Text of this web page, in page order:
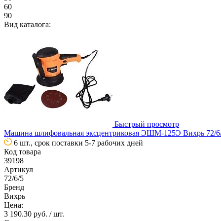
60
90
Вид каталога:
Быстрый просмотр
Машина шлифовальная эксцентриковая ЭШМ-125Э Вихрь 72/
6 шт., срок поставки 5-7 рабочих дней
Код товара
39198
Артикул
72/6/5
Бренд
Вихрь
Цена:
3 190.30 руб. / шт.